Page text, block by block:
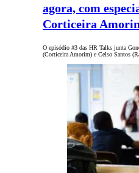
agora, com
Corticeira
O episódio #3 das HR Talks junta
(Corticeira Amorim) e Celso Santos